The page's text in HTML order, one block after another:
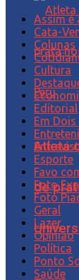
Atleta
de
Assim é
Cata-
Colunas
Cultura
Editorial
Em
Esporte
Favo
Foto
Foto
Geral
Lazer
Opinião
Política
Ponto
Saúde